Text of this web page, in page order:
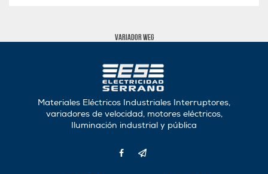
VARIADOR WEG
Materiales Eléctricos Industriales Interruptores,
variadores de velocidad, motores eléctricos,
Iluminación industrial y pública